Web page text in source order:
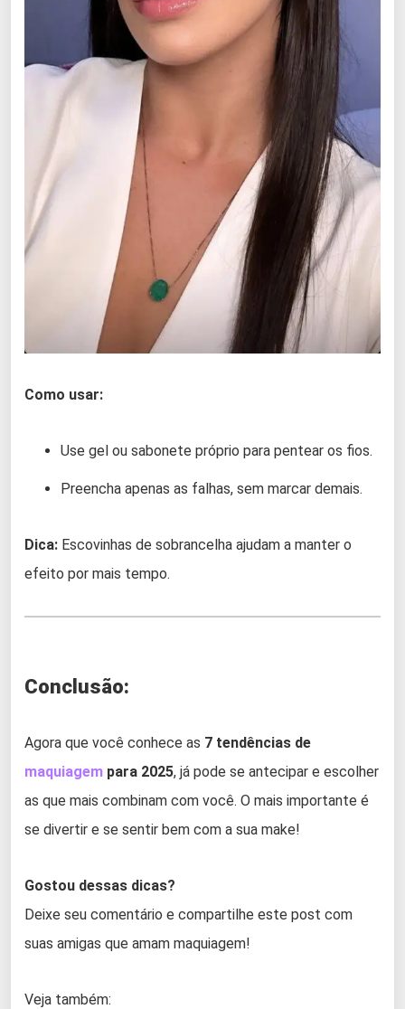
Como usar:
Use gel ou sabonete próprio para pentear os fios.
Preencha apenas as falhas, sem marcar demais.
Dica: Escovinhas de sobrancelha ajudam a manter o
efeito por mais tempo.
Conclusão:
Agora que você conhece as 7 tendências de
maquiagem para 2025, já pode se antecipar e escolher
as que mais combinam com você. O mais importante é
se divertir e se sentir bem com a sua make!
Gostou dessas dicas?
Deixe seu comentário e compartilhe este post com
suas amigas que amam maquiagem!
Veja também: